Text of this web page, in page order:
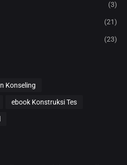
(3)
(21)
(23)
Konseling
ebook Konstruksi Tes